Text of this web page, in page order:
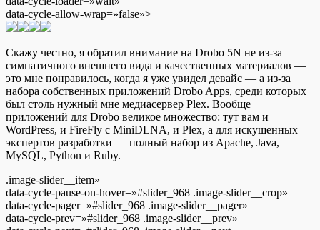
data-cycle-allow-wrap=»false»>
Скажу честно, я обратил внимание на Drobo 5N не из-за
симпатичного внешнего вида и качественных материалов —
это мне понравилось, когда я уже увидел девайс — а из-за
набора собственных приложений Drobo Apps, среди которых
был столь нужный мне медиасервер Plex. Вообще
приложений для Drobo великое множество: тут вам и
WordPress, и FireFly с MiniDLNA, и Plex, а для искушенных
экспертов разработки — полный набор из Apache, Java,
MySQL, Python и Ruby.
.image-slider__item»
data-cycle-pause-on-hover=»#slider_968 .image-slider__crop»
data-cycle-pager=»#slider_968 .image-slider__pager»
data-cycle-prev=»#slider_968 .image-slider__prev»